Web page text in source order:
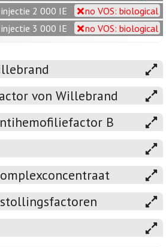
2 000 IE
no VOS: biological
3 000 IE
no VOS: biological
von Willebrand
B